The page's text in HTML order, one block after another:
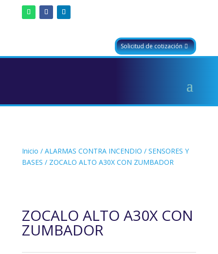
Solicitud de cotización
Inicio / ALARMAS CONTRA INCENDIO / SENSORES Y
BASES / ZOCALO ALTO A30X CON ZUMBADOR
ZOCALO ALTO A30X CON
ZUMBADOR